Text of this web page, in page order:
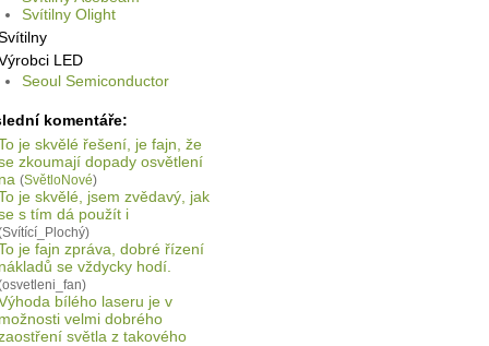
Svítilny Olight
LED
Seoul Semiconductor
komentáře:
je skvělé řešení, je fajn, že
zkoumají dopady osvětlení
(SvětloNové)
je skvělé, jsem zvědavý, jak
s tím dá použít i
je fajn zpráva, dobré řízení
se vždycky hodí.
bílého laseru je v
velmi dobrého
světla z takového